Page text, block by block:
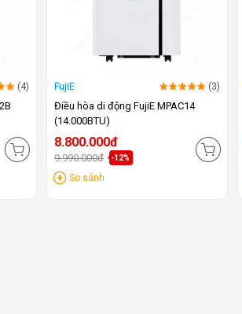
(4) FujiE (3)
Điều hòa di động FujiE MPAC14
(14.000BTU)
8.800.000đ
9.990.000đ -12%
So sánh